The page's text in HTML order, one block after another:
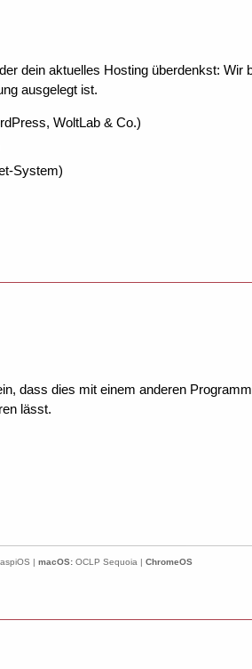
dein aktuelles Hosting überdenkst:
ausgelegt ist.
WoltLab & Co.)
System)
dass dies mit einem anderen
lässt.
| macOS: OCLP Sequoia | ChromeOS